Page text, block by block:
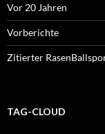
Vor 20 Jahren
Vorberichte
Zitierter
TAG-CLOUD